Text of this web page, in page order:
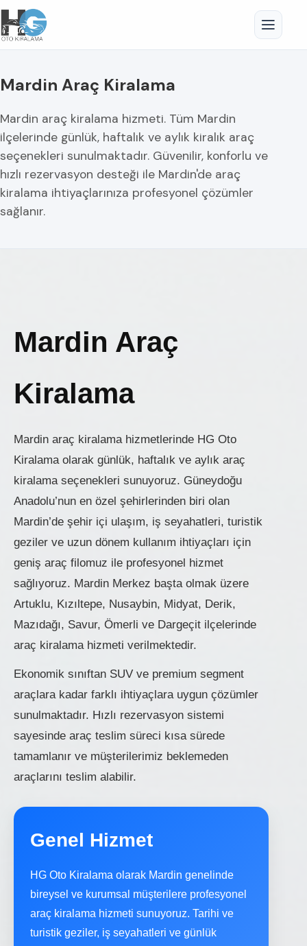
Mardin Araç Kiralama
Mardin araç kiralama hizmeti. Tüm Mardin
ilçelerinde günlük, haftalık ve aylık kiralık araç
seçenekleri sunulmaktadır. Güvenilir, konforlu ve
hızlı rezervasyon desteği ile Mardin'de araç
kiralama ihtiyaçlarınıza profesyonel çözümler
sağlanır.
Mardin Araç
Kiralama
Mardin araç kiralama hizmetlerinde HG Oto
Kiralama olarak günlük, haftalık ve aylık araç
kiralama seçenekleri sunuyoruz. Güneydoğu
Anadolu’nun en özel şehirlerinden biri olan
Mardin’de şehir içi ulaşım, iş seyahatleri, turistik
geziler ve uzun dönem kullanım ihtiyaçları için
geniş araç filomuz ile profesyonel hizmet
sağlıyoruz. Mardin Merkez başta olmak üzere
Artuklu, Kızıltepe, Nusaybin, Midyat, Derik,
Mazıdağı, Savur, Ömerli ve Dargeçit ilçelerinde
araç kiralama hizmeti verilmektedir.
Ekonomik sınıftan SUV ve premium segment
araçlara kadar farklı ihtiyaçlara uygun çözümler
sunulmaktadır. Hızlı rezervasyon sistemi
sayesinde araç teslim süreci kısa sürede
tamamlanır ve müşterilerimiz beklemeden
araçlarını teslim alabilir.
Genel Hizmet
HG Oto Kiralama olarak Mardin genelinde
bireysel ve kurumsal müşterilere profesyonel
araç kiralama hizmeti sunuyoruz. Tarihi ve
turistik geziler, iş seyahatleri ve günlük